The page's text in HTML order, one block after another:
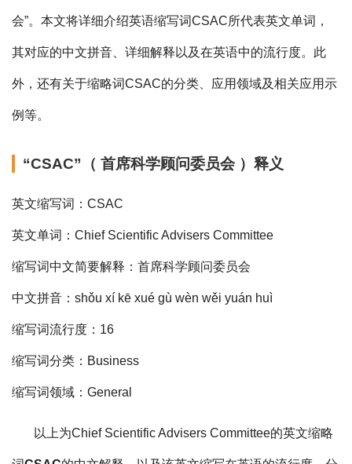
会”。本文将详细介绍英语缩写词CSAC所代表英文单词，
其对应的中文拼音、详细解释以及在英语中的流行度。此
外，还有关于缩略词CSAC的分类、应用领域及相关应用示
例等。
“CSAC”（ 首席科学顾问委员会 ）释义
英文缩写词：CSAC
英文单词：Chief Scientific Advisers Committee
缩写词中文简要解释：首席科学顾问委员会
中文拼音：shǒu xí kē xué gù wèn wěi yuán huì
缩写词流行度：16
缩写词分类：Business
缩写词领域：General
以上为Chief Scientific Advisers Committee的英文缩略